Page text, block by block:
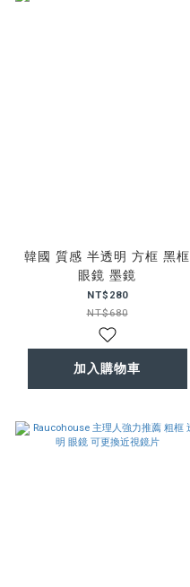
韓國 質感 半透明 方框 黑框
眼鏡 墨鏡
NT$280
NT$680
加入購物車